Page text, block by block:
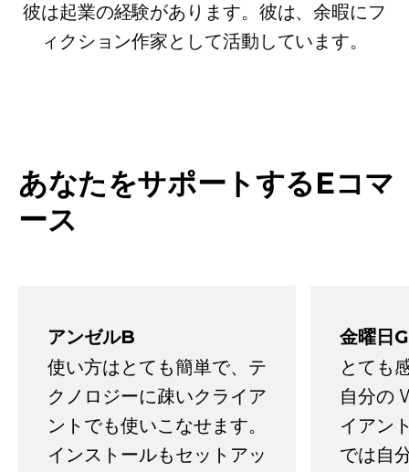
彼は起業の経験があります。彼は、余暇にフ
ィクション作家として活動しています。
あなたをサポートするEコマ
ース
アンゼルB
使い方はとても簡単で、テ
クノロジーに疎いクライア
ントでも使いこなせます。
インストールもセットアッ
金曜日G
とても
自分の
イアン
では自